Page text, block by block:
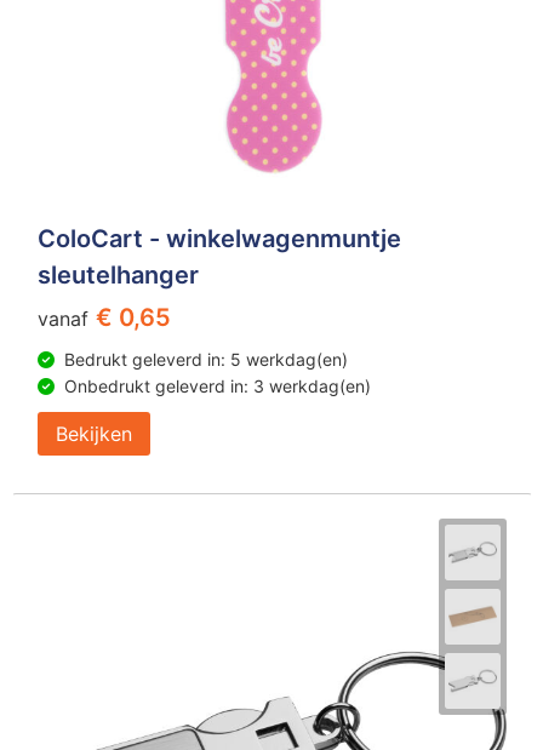
ColoCart - winkelwagenmuntje
sleutelhanger
vanaf € 0,65
Bedrukt geleverd in: 5 werkdag(en)
Onbedrukt geleverd in: 3 werkdag(en)
Bekijken